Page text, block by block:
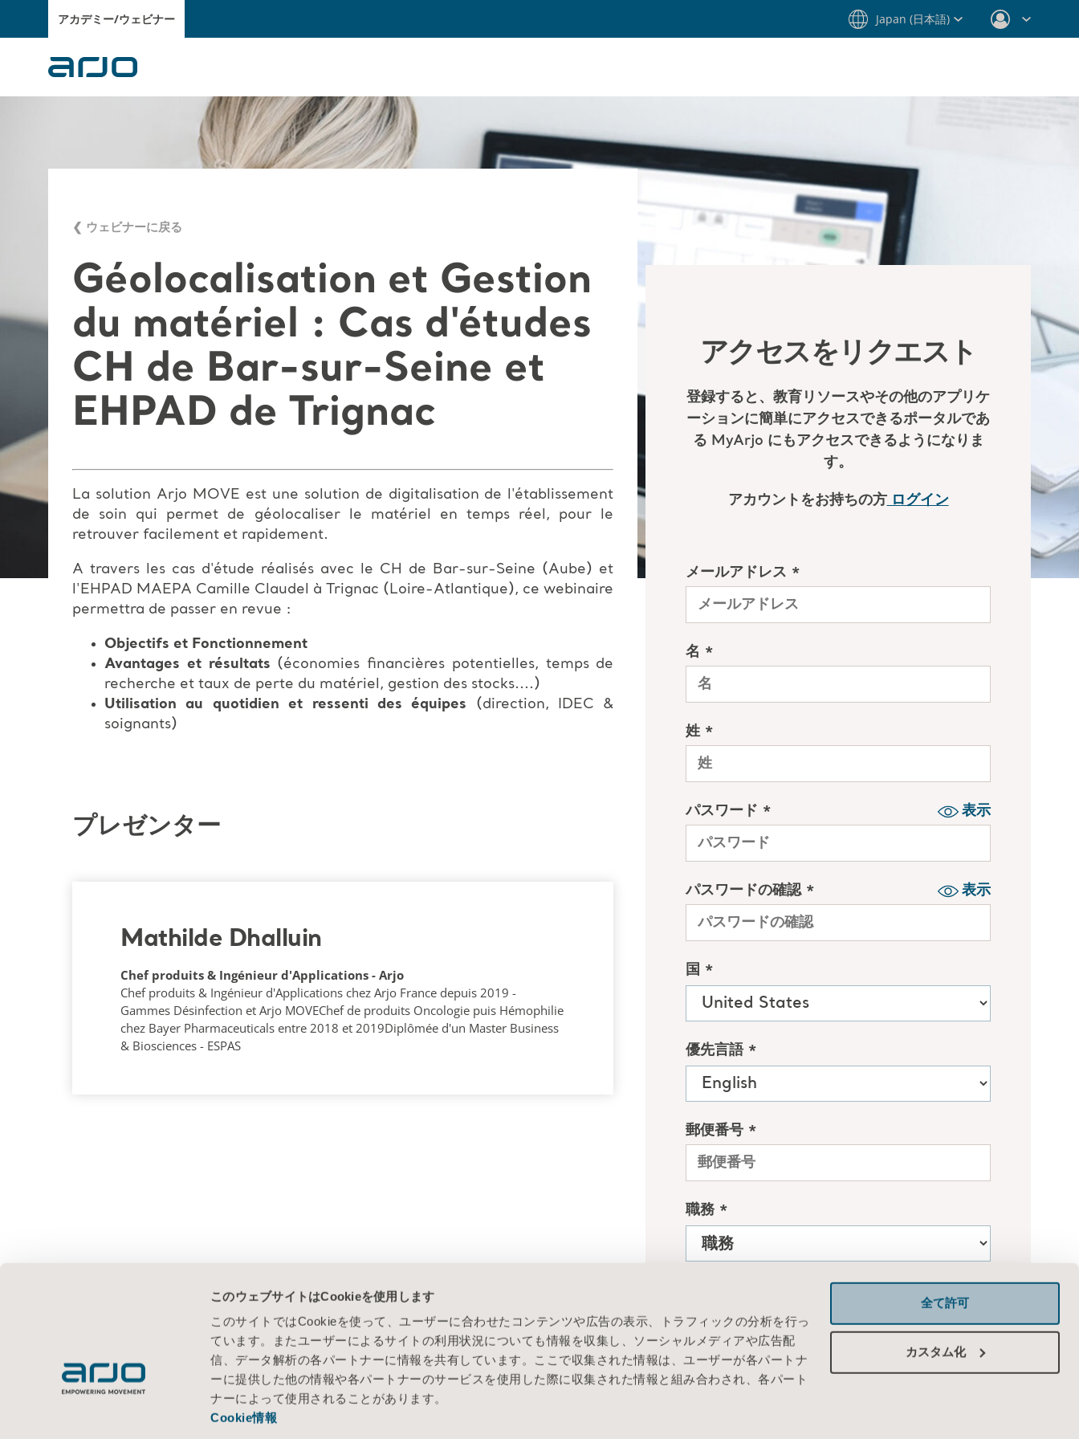
このウェブサイトはCookieを使用します
このサイトではCookieを使って、ユーザーに合わせたコンテンツや広告の表示、トラフィックの分析を行っ
ています。またユーザーによるサイトの利用状況についても情報を収集し、ソーシャルメディアや広告配
信、データ解析の各パートナーに情報を共有しています。ここで収集された情報は、ユーザーが各パートナ
ーに提供した他の情報や各パートナーのサービスを使用した際に収集された情報と組み合わされ、各パート
ナーによって使用されることがあります。
Cookie情報
全て許可
カスタム化
アカデミー/ウェビナー Japan (日本語)
❮ ウェビナーに戻る
Géolocalisation et Gestion
du matériel : Cas d'études
CH de Bar-sur-Seine et
EHPAD de Trignac
La solution Arjo MOVE est une solution de digitalisation de l'établissement
de soin qui permet de géolocaliser le matériel en temps réel, pour le
retrouver facilement et rapidement.
A travers les cas d'étude réalisés avec le CH de Bar-sur-Seine (Aube) et
l'EHPAD MAEPA Camille Claudel à Trignac (Loire-Atlantique), ce webinaire
permettra de passer en revue :
Objectifs et Fonctionnement
Avantages et résultats (économies financières potentielles, temps de
recherche et taux de perte du matériel, gestion des stocks....)
Utilisation au quotidien et ressenti des équipes (direction, IDEC &
soignants)
プレゼンター
Mathilde Dhalluin
Chef produits & Ingénieur d'Applications - Arjo
Chef produits & Ingénieur d'Applications chez Arjo France depuis 2019 -
Gammes Désinfection et Arjo MOVEChef de produits Oncologie puis Hémophilie
chez Bayer Pharmaceuticals entre 2018 et 2019Diplômée d'un Master Business
& Biosciences - ESPAS